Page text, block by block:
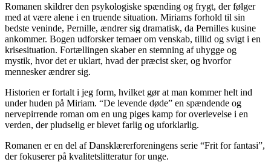
Romanen skildrer den psykologiske spænding og frygt, der følger
med at være alene i en truende situation. Miriams forhold til sin
bedste veninde, Pernille, ændrer sig dramatisk, da Pernilles kusine
ankommer. Bogen udforsker temaer om venskab, tillid og svigt i en
krisesituation. Fortællingen skaber en stemning af uhygge og
mystik, hvor det er uklart, hvad der præcist sker, og hvorfor
mennesker ændrer sig.
Historien er fortalt i jeg form, hvilket gør at man kommer helt ind
under huden på Miriam. “De levende døde” en spændende og
nervepirrende roman om en ung piges kamp for overlevelse i en
verden, der pludselig er blevet farlig og uforklarlig.
Romanen er en del af Dansklærerforeningens serie “Frit for fantasi”,
der fokuserer på kvalitetslitteratur for unge.